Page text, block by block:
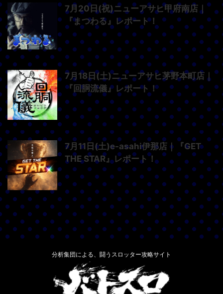
7月20日(祝)ニューアサヒ甲府南店｜
『まつわる』レポート！
7月18日(土)ニューアサヒ茅野本町店｜
『回胴流儀』レポート！
7月11日(土)e-asahi伊那店｜『GET
THE STAR』レポート！
分析集団による、闘うスロッター攻略サイト